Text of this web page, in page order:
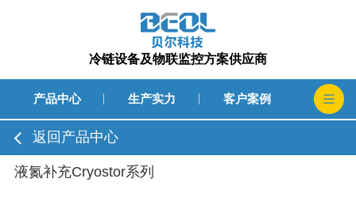
冷链设备及物联监控方案供应商
产品中心 生产实力 客户案例
返回产品中心
液氮补充Cryostor系列